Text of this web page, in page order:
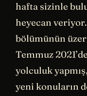
hafta sizinle
heyecan veriyor.
bölümünün
Temmuz
yolculuk
yeni konuların